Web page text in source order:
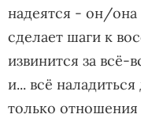
надеятся - он/она
сделает шаги к
извинится за всё-
и... всё
только отношения